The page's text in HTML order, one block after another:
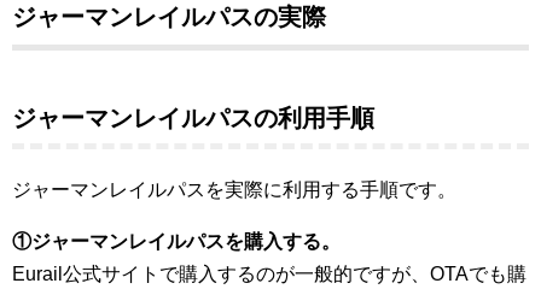
ジャーマンレイルパスの実際
ジャーマンレイルパスの利用手順
ジャーマンレイルパスを実際に利用する手順です。
①ジャーマンレイルパスを購入する。
Eurail公式サイトで購入するのが一般的ですが、OTAでも購